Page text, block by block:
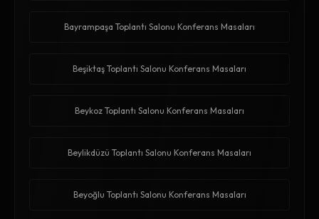
Bayrampaşa Toplantı Salonu Konferans Masaları
Beşiktaş Toplantı Salonu Konferans Masaları
Beykoz Toplantı Salonu Konferans Masaları
Beylikdüzü Toplantı Salonu Konferans Masaları
Beyoğlu Toplantı Salonu Konferans Masaları